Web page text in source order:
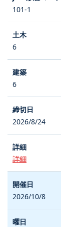
101-1
6
6
2026/8/24
詳細
2026/10/8